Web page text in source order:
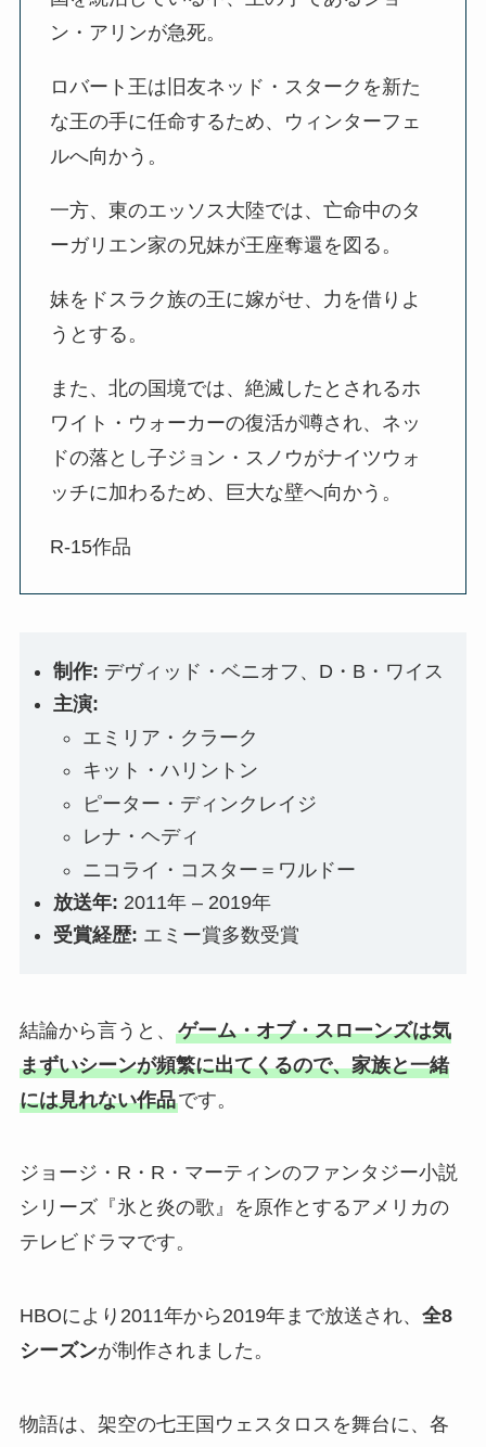
ン・アリンが急死。
ロバート王は旧友ネッド・スタークを新た
な王の手に任命するため、ウィンターフェ
ルへ向かう。
一方、東のエッソス大陸では、亡命中のタ
ーガリエン家の兄妹が王座奪還を図る。
妹をドスラク族の王に嫁がせ、力を借りよ
うとする。
また、北の国境では、絶滅したとされるホ
ワイト・ウォーカーの復活が噂され、ネッ
ドの落とし子ジョン・スノウがナイツウォ
ッチに加わるため、巨大な壁へ向かう。
R-15作品
制作: デヴィッド・ベニオフ、D・B・ワイス
主演:
エミリア・クラーク
キット・ハリントン
ピーター・ディンクレイジ
レナ・ヘディ
ニコライ・コスター＝ワルドー
放送年: 2011年 – 2019年
受賞経歴: エミー賞多数受賞
結論から言うと、 ゲーム・オブ・スローンズは気
まずいシーンが頻繁に出てくるので、家族と一緒
には見れない作品です。
ジョージ・R・R・マーティンのファンタジー小説
シリーズ『氷と炎の歌』を原作とするアメリカの
テレビドラマです。
HBOにより2011年から2019年まで放送され、 全8
シーズンが制作されました。
物語は、架空の七王国ウェスタロスを舞台に、各